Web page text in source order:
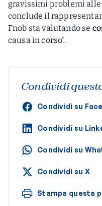
gravissimi problemi alle
conclude il
Fnob sta valutando se
causa in corso”.
Condividi
Condividi su
Condividi su
Condividi su
Condividi su X
Stampa questa